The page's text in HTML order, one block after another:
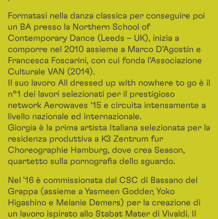
Formatasi nella danza classica per conseguire poi
un BA presso la Northern School of
Contemporary Dance (Leeds – UK), inizia a
comporre nel 2010 assieme a Marco D’Agostin e
Francesca Foscarini, con cui fonda l’Associazione
Culturale VAN (2014).
Il suo lavoro All dressed up with nowhere to go è il
n°1 dei lavori selezionati per il prestigioso
network Aerowaves ‘15 e circuita intensamente a
livello nazionale ed internazionale.
Giorgia è la prima artista Italiana selezionata per la
residenza produttiva a K3 Zentrum fur
Choreographie Hamburg, dove crea Season,
quartetto sulla pornografia dello sguardo.
Nel ’16 è commissionata dal CSC di Bassano del
Grappa (assieme a Yasmeen Godder, Yoko
Higashino e Melanie Demers) per la creazione di
un lavoro ispirato allo Stabat Mater di Vivaldi. Il